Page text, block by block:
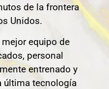
de la frontera
Unidos.
equipo de
personal
entrenado y
última tecnología